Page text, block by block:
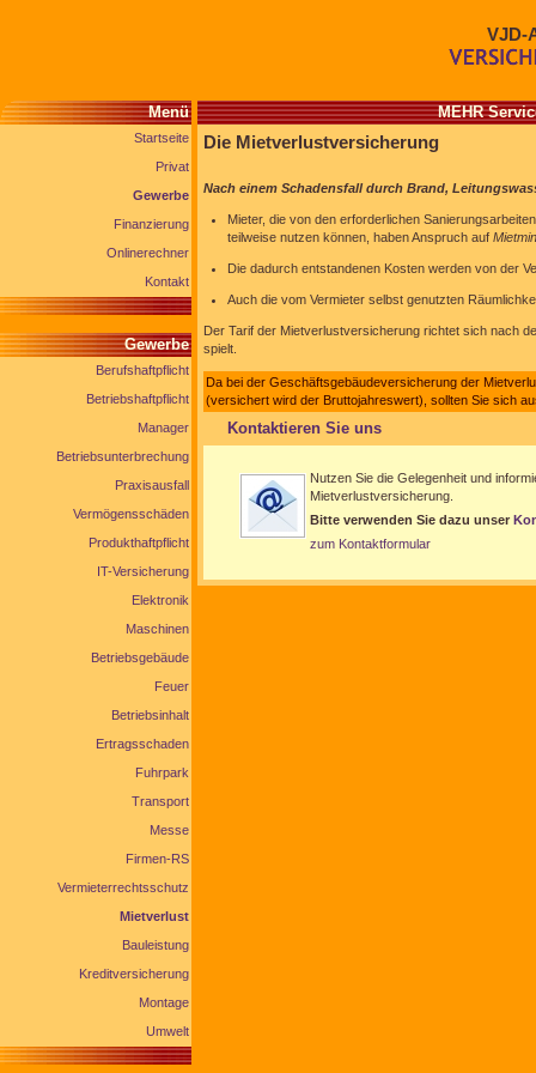
VJD-
Menü
Startseite
Privat
Gewerbe
Finanzierung
Onlinerechner
Kontakt
Gewerbe
Berufshaftpflicht
Betriebshaftpflicht
Manager
Betriebsunterbrechung
Praxisausfall
Vermögensschäden
Produkthaftpflicht
IT-Versicherung
Elektronik
Maschinen
Betriebsgebäude
Feuer
Betriebsinhalt
Ertragsschaden
Fuhrpark
Transport
Messe
Firmen-RS
Vermieterrechtsschutz
Mietverlust
Bauleistung
Kreditversicherung
Montage
Umwelt
MEHR
Die Mietverlustversicherung
Nach einem Schadensfall durch Brand,
Mieter, die von den erforderlichen
teilweise nutzen können, haben Anspruch auf
Die dadurch entstandenen Kosten werden von der
Auch die vom Vermieter selbst genutzten
Der Tarif der Mietverlustversicherung richtet sich nach
spielt.
Da bei der Geschäftsgebäudeversicherung der
(versichert wird der Bruttojahreswert), sollten Sie sich
Kontaktieren Sie uns
Nutzen Sie die Gelegenheit und
Mietverlustversicherung.
Bitte verwenden Sie dazu unser
zum Kontaktformular